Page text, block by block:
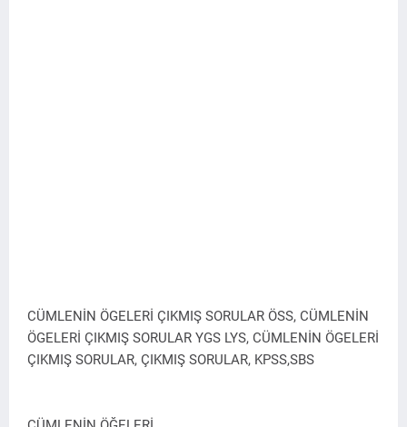
CÜMLENİN ÖGELERİ ÇIKMIŞ SORULAR ÖSS, CÜMLENİN
ÖGELERİ ÇIKMIŞ SORULAR YGS LYS, CÜMLENİN ÖGELERİ
ÇIKMIŞ SORULAR, ÇIKMIŞ SORULAR, KPSS,SBS